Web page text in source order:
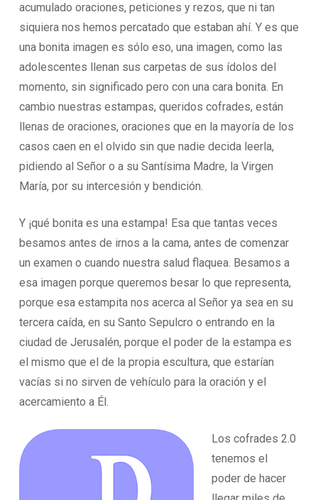
acumulado oraciones, peticiones y rezos, que ni tan
siquiera nos hemos percatado que estaban ahí. Y es que
una bonita imagen es sólo eso, una imagen, como las
adolescentes llenan sus carpetas de sus ídolos del
momento, sin significado pero con una cara bonita. En
cambio nuestras estampas, queridos cofrades, están
llenas de oraciones, oraciones que en la mayoría de los
casos caen en el olvido sin que nadie decida leerla,
pidiendo al Señor o a su Santísima Madre, la Virgen
María, por su intercesión y bendición.
Y ¡qué bonita es una estampa! Esa que tantas veces
besamos antes de irnos a la cama, antes de comenzar
un examen o cuando nuestra salud flaquea. Besamos a
esa imagen porque queremos besar lo que representa,
porque esa estampita nos acerca al Señor ya sea en su
tercera caída, en su Santo Sepulcro o entrando en la
ciudad de Jerusalén, porque el poder de la estampa es
el mismo que el de la propia escultura, que estarían
vacías si no sirven de vehículo para la oración y el
acercamiento a Él.
Los cofrades 2.0
tenemos el
poder de hacer